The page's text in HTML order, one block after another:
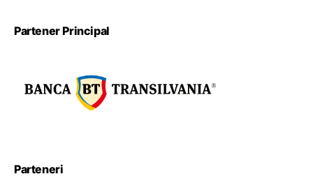
Partener Principal
Parteneri